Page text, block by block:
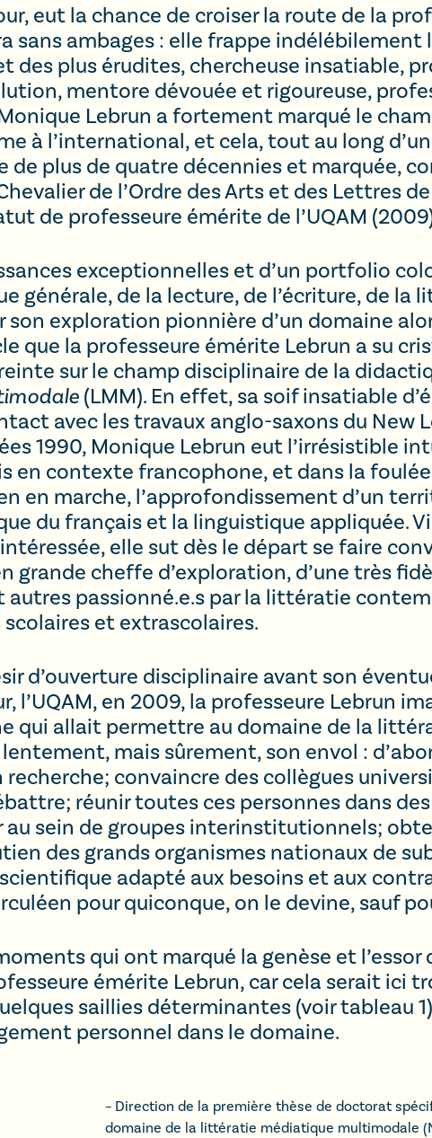
eut la chance de croiser la route de la
sans ambages : elle frappe indélébilement
des plus érudites, chercheuse insatiable,
mentore dévouée et rigoureuse,
Lebrun a fortement marqué le
à l’international, et cela, tout au long
plus de quatre décennies et marquée,
de l’Ordre des Arts et des Lettres
de professeure émérite de l’UQAM
exceptionnelles et d’un portfolio
générale, de la lecture, de l’écriture, de la
son exploration pionnière d’un domaine
que la professeure émérite Lebrun a su
sur le champ disciplinaire de la
(LMM). En effet, sa soif insatiable
avec les travaux anglo-saxons du New
1990, Monique Lebrun eut l’irrésistible
en contexte francophone, et dans la
en marche, l’approfondissement d’un
du français et la linguistique appliquée.
elle sut dès le départ se faire
grande cheffe d’exploration, d’une très
autres passionné.e.s par la littératie
et extrascolaires.
d’ouverture disciplinaire avant son
l’UQAM, en 2009, la professeure Lebrun
qui allait permettre au domaine de la
mais sûrement, son envol :
convaincre des collègues
réunir toutes ces personnes dans
au sein de groupes interinstitutionnels;
des grands organismes nationaux de
adapté aux besoins et aux
pour quiconque, on le devine, sauf
qui ont marqué la genèse et l’essor
émérite Lebrun, car cela serait ici
saillies déterminantes (voir tableau
personnel dans le domaine.
– Direction de la première thèse de doctorat
domaine de la littératie médiatique multimodale